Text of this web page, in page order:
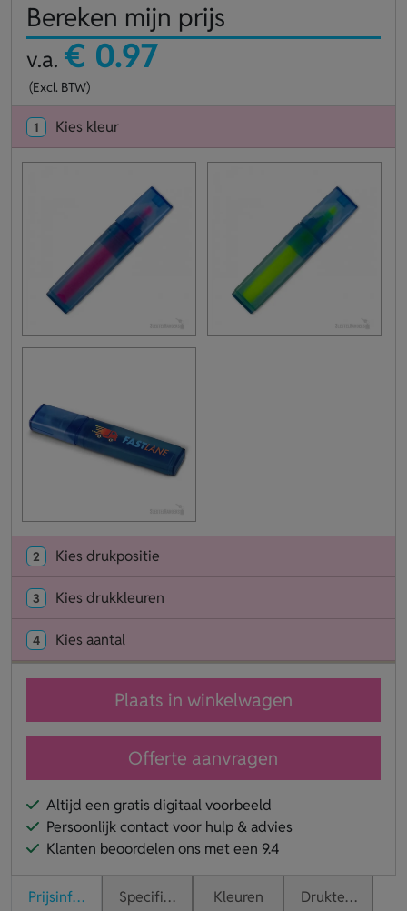
Bereken mijn prijs
v.a. € 0.97
(Excl. BTW)
1 Kies kleur
2 Kies drukpositie
3 Kies drukkleuren
4 Kies aantal
Plaats in winkelwagen
Offerte aanvragen
Altijd een gratis digitaal voorbeeld
Persoonlijk contact voor hulp & advies
Klanten beoordelen ons met een 9.4
PrijsinformatieSpecificaties Kleuren Druktechnieken